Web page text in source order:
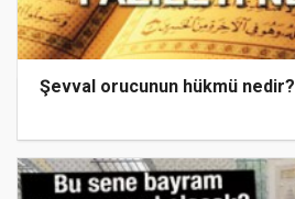
Şevval orucunun hükmü nedir?